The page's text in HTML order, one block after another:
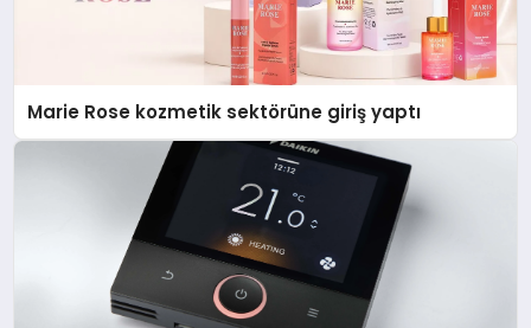
Marie Rose kozmetik sektörüne giriş yaptı